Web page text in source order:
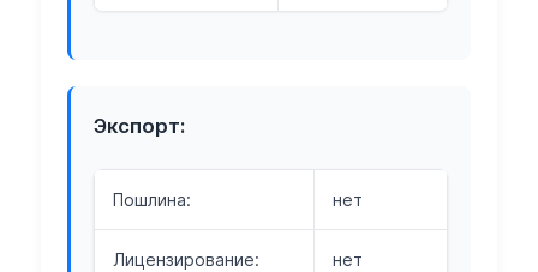
Экспорт:
Пошлина: нет
Лицензирование:
нет